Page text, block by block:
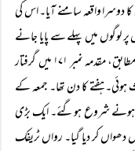
دوسرا واقعہ سامنے آیا۔ اس کی
گئی۔ اس پر لوگوں میں پہلے سے پایا جانے
والا اشتعال شدت اختیار کر گیا۔ انٹر نیٹ رپورٹ کے مطابق، مقدمہ نمبر ۱۷۱ میں گرفتار
ہوئی۔ ہفتے کا دن تھا۔ جمعہ کے
ہونے شروع ہوگئے۔ ایک بڑی
دھواں کر دیا گیا۔ رواں ٹریفک